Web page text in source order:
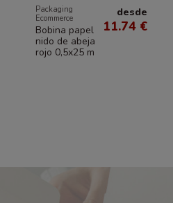
Packaging
Ecommerce
Bobina papel
nido de abeja
rojo 0,5x25 m
desde
11.74 €